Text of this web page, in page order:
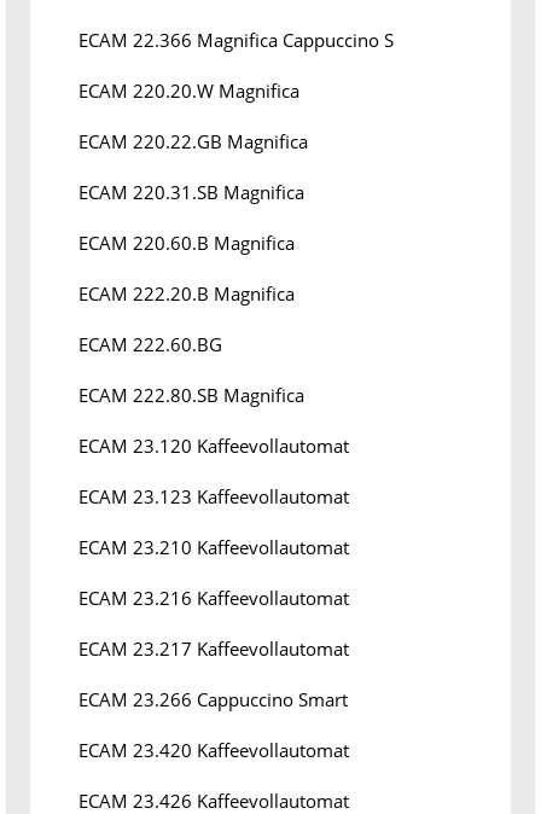
ECAM 22.366 Magnifica Cappuccino S
ECAM 220.20.W Magnifica
ECAM 220.22.GB Magnifica
ECAM 220.31.SB Magnifica
ECAM 220.60.B Magnifica
ECAM 222.20.B Magnifica
ECAM 222.60.BG
ECAM 222.80.SB Magnifica
ECAM 23.120 Kaffeevollautomat
ECAM 23.123 Kaffeevollautomat
ECAM 23.210 Kaffeevollautomat
ECAM 23.216 Kaffeevollautomat
ECAM 23.217 Kaffeevollautomat
ECAM 23.266 Cappuccino Smart
ECAM 23.420 Kaffeevollautomat
ECAM 23.426 Kaffeevollautomat